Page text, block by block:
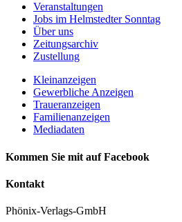
Veranstaltungen
Jobs im Helmstedter Sonntag
Über uns
Zeitungsarchiv
Zustellung
Kleinanzeigen
Gewerbliche Anzeigen
Traueranzeigen
Familienanzeigen
Mediadaten
Kommen Sie mit auf Facebook
Kontakt
Phönix-Verlags-GmbH